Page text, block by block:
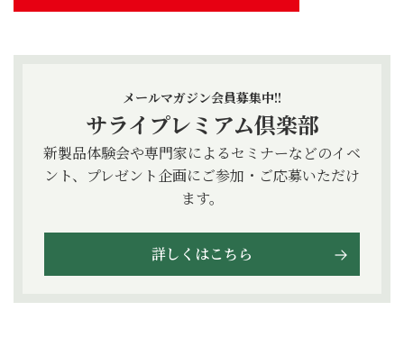
メールマガジン会員募集中!!
サライプレミアム倶楽部
新製品体験会や専門家によるセミナーなどのイベ
ント、プレゼント企画にご参加・ご応募いただけ
ます。
詳しくはこちら